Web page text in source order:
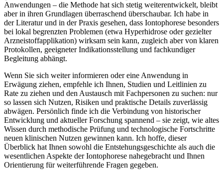
Anwendungen – die Methode hat sich⁢ stetig ⁤weiterentwickelt, bleibt
aber in ihren Grundlagen überraschend überschaubar.‍ Ich habe in
der⁣ Literatur und ‌in ⁣der Praxis gesehen, dass Iontophorese besonders
bei ⁤lokal begrenzten Problemen ⁢(etwa ​Hyperhidrose⁢ oder gezielter‌
Arzneistoffapplikation) wirksam sein kann, zugleich aber von klaren
Protokollen, geeigneter Indikationsstellung und fachkundiger
Begleitung abhängt.
Wenn Sie sich ‍weiter⁢ informieren oder​ eine Anwendung ⁣in
Erwägung ziehen,⁤ empfehle ⁣ich Ihnen, ⁢Studien und Leitlinien zu‌
Rate zu ziehen und den Austausch mit Fachpersonen ⁢zu suchen: nur
‌so ⁣lassen sich Nutzen, Risiken⁢ und​ praktische⁢ Details zuverlässig
abwägen. Persönlich finde ich die Verbindung von historischer
Entwicklung⁢ und aktueller Forschung ‍spannend – sie zeigt, wie altes
​Wissen durch methodische Prüfung​ und technologische Fortschritte
neuen klinischen Nutzen ‍gewinnen kann. Ich hoffe, dieser
Überblick hat ‌Ihnen sowohl die Entstehungsgeschichte als auch die
wesentlichen ⁢Aspekte der Iontophorese ⁢nahegebracht und Ihnen
Orientierung für weiterführende Fragen ⁤gegeben.